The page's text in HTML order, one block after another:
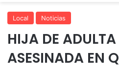
Local Noticias
HIJA DE
ASESINADA EN